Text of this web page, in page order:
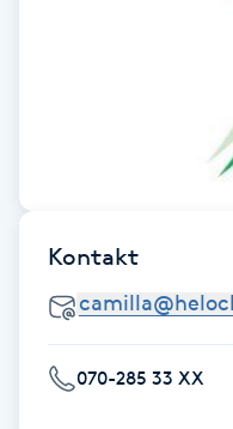
Fettreducering
Kontakt
070-285 33 XX